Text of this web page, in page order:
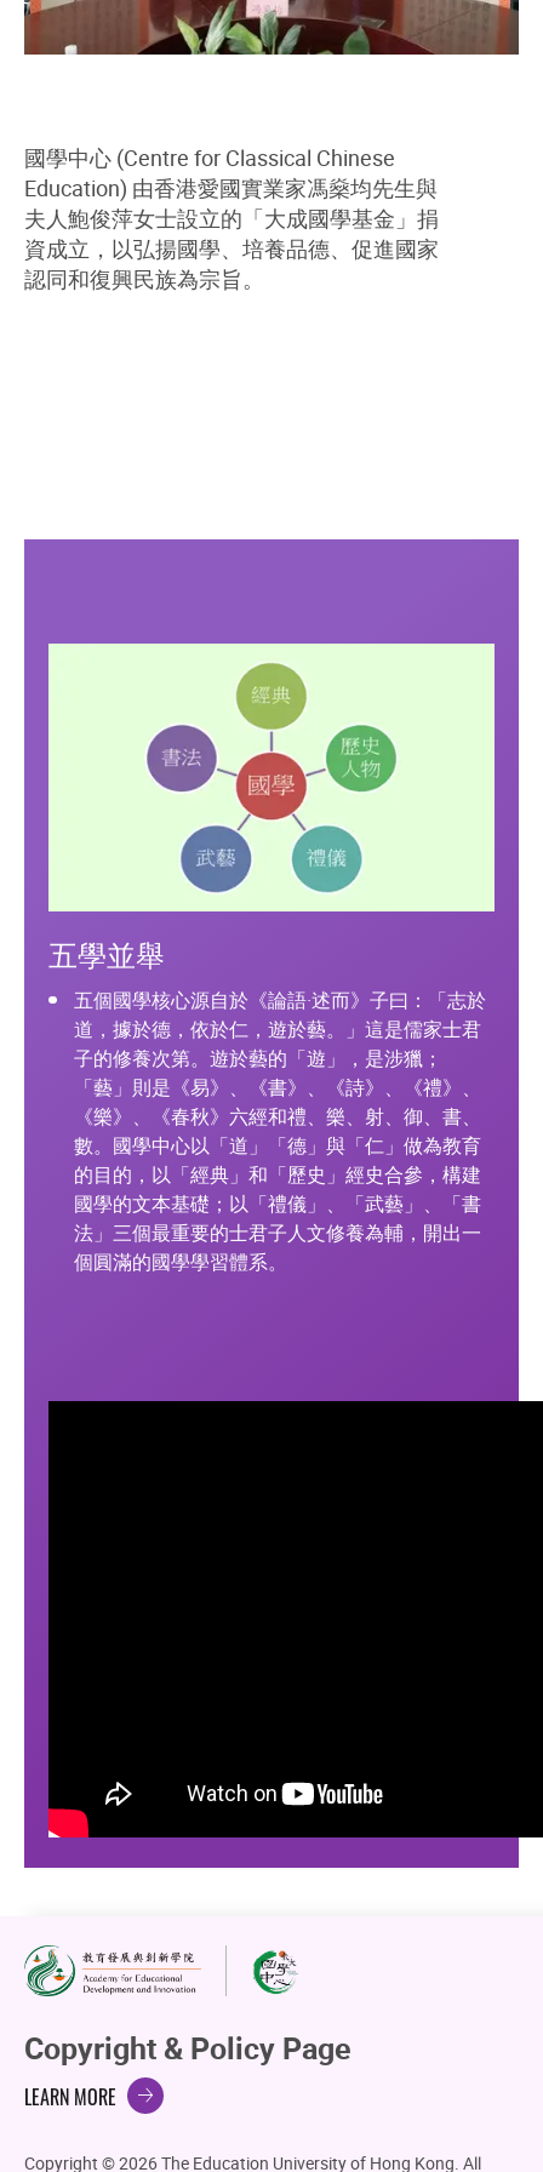
國學中心 (Centre for Classical Chinese
Education) 由香港愛國實業家馮燊均先生與
夫人鮑俊萍女士設立的「大成國學基金」捐
資成立，以弘揚國學、培養品德、促進國家
認同和復興民族為宗旨。
五學並舉
五個國學核心源自於《論語·述而》子曰：「志於
道，據於德，依於仁，遊於藝。」這是儒家士君
子的修養次第。遊於藝的「遊」，是涉獵；
「藝」則是《易》、《書》、《詩》、《禮》、
《樂》、《春秋》六經和禮、樂、射、御、書、
數。國學中心以「道」「德」與「仁」做為教育
的目的，以「經典」和「歷史」經史合參，構建
國學的文本基礎；以「禮儀」、「武藝」、「書
法」三個最重要的士君子人文修養為輔，開出一
個圓滿的國學學習體系。
Copyright & Policy Page
LEARN MORE
Copyright © 2026 The Education University of Hong Kong. All